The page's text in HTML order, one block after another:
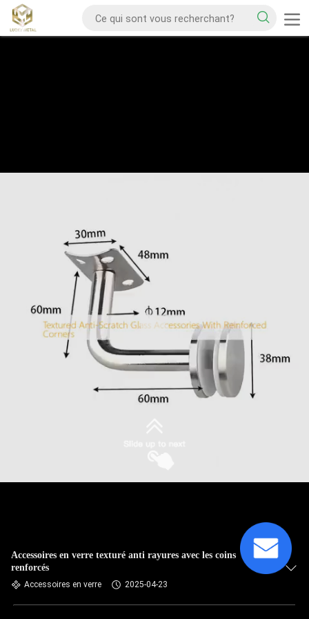
Accessoires en verre texturé anti rayures avec les coins
renforcés
Accessoires en verre 2025-04-23